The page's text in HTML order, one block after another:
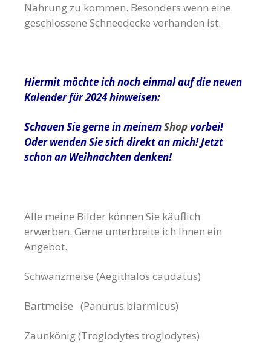
Nahrung zu kommen. Besonders wenn eine
geschlossene Schneedecke vorhanden ist.
Hiermit möchte ich noch einmal auf die neuen
Kalender für 2024 hinweisen:
Schauen Sie gerne in meinemShopvorbei!
Oder wenden Sie sich direkt an mich! Jetzt
schon an Weihnachten denken!
Alle meine Bilder können Sie käuflich
erwerben. Gerne unterbreite ich Ihnen ein
Angebot.
Schwanzmeise (Aegithalos caudatus)
Bartmeise (Panurus biarmicus)
Zaunkönig (Troglodytes troglodytes)